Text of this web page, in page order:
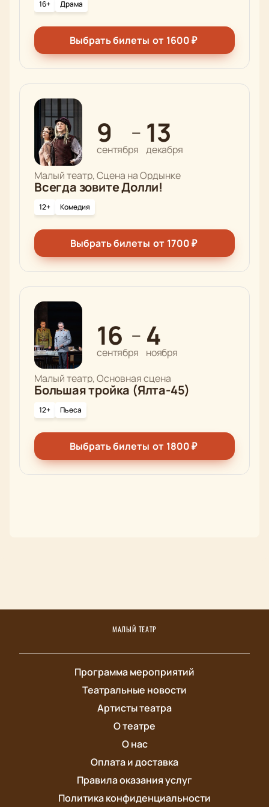
16+ Драма
Выбрать билеты от 1600₽
9
сентября
— 13
декабря
Малый театр, Сцена на Ордынке
Всегда зовите Долли!
12+ Комедия
Выбрать билеты от 1700₽
16
сентября
— 4
ноября
Малый театр, Основная сцена
Большая тройка (Ялта-45)
12+ Пьеса
Выбрать билеты от 1800₽
МАЛЫЙ ТЕАТР
Программа мероприятий
Театральные новости
Артисты театра
О театре
О нас
Оплата и доставка
Правила оказания услуг
Политика конфиденциальности